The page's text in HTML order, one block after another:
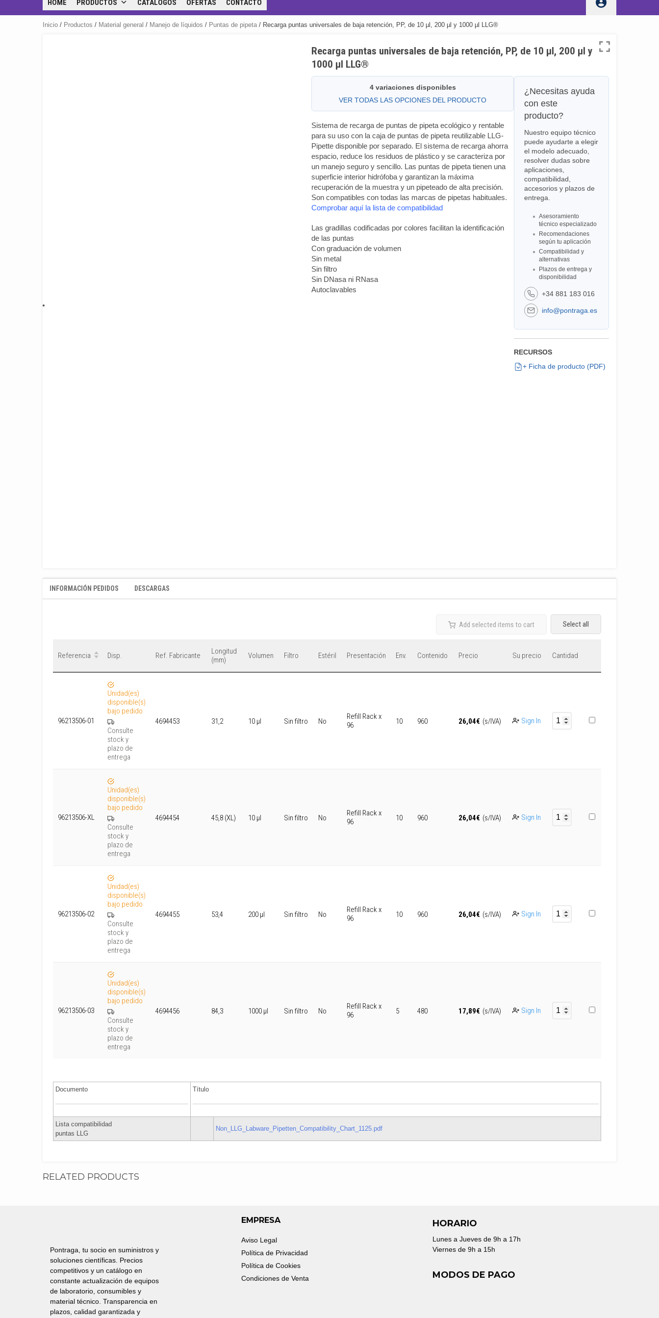
HOME PRODUCTOS CATÁLOGOS OFERTAS CONTACTO
Inicio / Productos / Material general / Manejo de líquidos / Puntas de pipeta / Recarga puntas universales de baja retención, PP, de 10 µl, 200 µl y 1000 µl LLG®
Recarga puntas universales de baja retención, PP, de 10 µl, 200 µl y
1000 µl LLG®
4 variaciones disponibles
VER TODAS LAS OPCIONES DEL PRODUCTO
Sistema de recarga de puntas de pipeta ecológico y rentable
para su uso con la caja de puntas de pipeta reutilizable LLG-
Pipette disponible por separado. El sistema de recarga ahorra
espacio, reduce los residuos de plástico y se caracteriza por
un manejo seguro y sencillo. Las puntas de pipeta tienen una
superficie interior hidrófoba y garantizan la máxima
recuperación de la muestra y un pipeteado de alta precisión.
Son compatibles con todas las marcas de pipetas habituales.
Comprobar aquí la lista de compatibilidad
Las gradillas codificadas por colores facilitan la identificación
de las puntas
Con graduación de volumen
Sin metal
Sin filtro
Sin DNasa ni RNasa
Autoclavables
¿Necesitas ayuda
con este
producto?
Nuestro equipo técnico
puede ayudarte a elegir
el modelo adecuado,
resolver dudas sobre
aplicaciones,
compatibilidad,
accesorios y plazos de
entrega.
Asesoramiento
técnico especializado
Recomendaciones
según tu aplicación
Compatibilidad y
alternativas
Plazos de entrega y
disponibilidad
+34 881 183 016
info@pontraga.es
RECURSOS
+ Ficha de producto (PDF)
INFORMACIÓN PEDIDOS DESCARGAS
Add selected items to cart Select all
Referencia Disp. Ref. Fabricante
Longitud
(mm)
Volumen Filtro Estéril Presentación Env. Contenido Precio Su precio Cantidad
96213506-01
Unidad(es)
disponible(s)
bajo pedido
Consulte
stock y
plazo de
entrega
4694453 31,2 10 μl Sin filtro No
Refill Rack x
96
10 960 26,04€ (s/IVA) Sign In
96213506-XL
Unidad(es)
disponible(s)
bajo pedido
Consulte
stock y
plazo de
entrega
4694454 45,8 (XL) 10 μl Sin filtro No
Refill Rack x
96
10 960 26,04€ (s/IVA) Sign In
96213506-02
Unidad(es)
disponible(s)
bajo pedido
Consulte
stock y
plazo de
entrega
4694455 53,4 200 μl Sin filtro No
Refill Rack x
96
10 960 26,04€ (s/IVA) Sign In
96213506-03
Unidad(es)
disponible(s)
bajo pedido
Consulte
stock y
plazo de
entrega
4694456 84,3 1000 μl Sin filtro No
Refill Rack x
96
5 480 17,89€ (s/IVA) Sign In
Documento Título
Lista compatibilidad
puntas LLG
Non_LLG_Labware_Pipetten_Compatibility_Chart_1125.pdf
RELATED PRODUCTS
Pontraga, tu socio en suministros y
soluciones científicas. Precios
competitivos y un catálogo en
constante actualización de equipos
de laboratorio, consumibles y
material técnico. Transparencia en
plazos, calidad garantizada y
EMPRESA
Aviso Legal
Política de Privacidad
Política de Cookies
Condiciones de Venta
HORARIO
Lunes a Jueves de 9h a 17h
Viernes de 9h a 15h
MODOS DE PAGO